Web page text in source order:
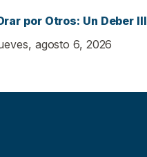
por Otros: Un Deber III
agosto 6, 2026